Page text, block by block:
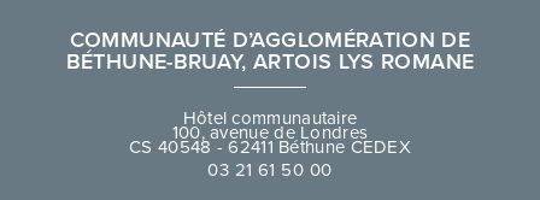
COMMUNAUTÉ D’AGGLOMÉRATION DE
BÉTHUNE-BRUAY, ARTOIS LYS ROMANE
Hôtel communautaire
100, avenue de Londres
CS 40548 - 62411 Béthune CEDEX
03 21 61 50 00